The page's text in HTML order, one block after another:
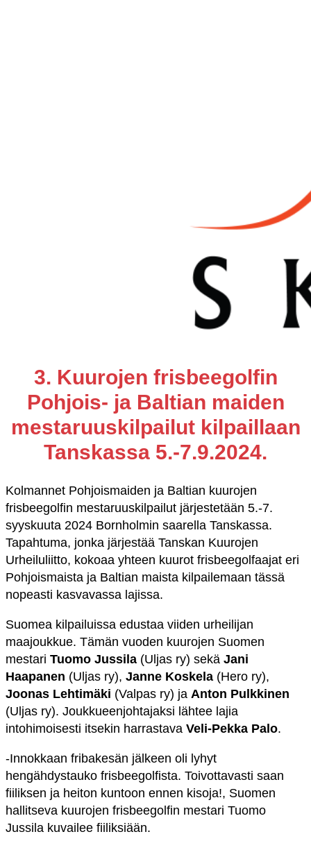
3. Kuurojen frisbeegolfin
Pohjois- ja Baltian maiden
mestaruuskilpailut kilpaillaan
Tanskassa 5.-7.9.2024.
Kolmannet Pohjoismaiden ja Baltian kuurojen
frisbeegolfin mestaruuskilpailut järjestetään 5.-7.
syyskuuta 2024 Bornholmin saarella Tanskassa.
Tapahtuma, jonka järjestää Tanskan Kuurojen
Urheiluliitto, kokoaa yhteen kuurot frisbeegolfaajat eri
Pohjoismaista ja Baltian maista kilpailemaan tässä
nopeasti kasvavassa lajissa.
Suomea kilpailuissa edustaa viiden urheilijan
maajoukkue. Tämän vuoden kuurojen Suomen
mestari Tuomo Jussila (Uljas ry) sekä Jani
Haapanen (Uljas ry), Janne Koskela (Hero ry),
Joonas Lehtimäki (Valpas ry) ja Anton Pulkkinen
(Uljas ry). Joukkueenjohtajaksi lähtee lajia
intohimoisesti itsekin harrastava Veli-Pekka Palo.
-Innokkaan fribakesän jälkeen oli lyhyt
hengähdystauko frisbeegolfista. Toivottavasti saan
fiiliksen ja heiton kuntoon ennen kisoja!, Suomen
hallitseva kuurojen frisbeegolfin mestari Tuomo
Jussila kuvailee fiiliksiään.